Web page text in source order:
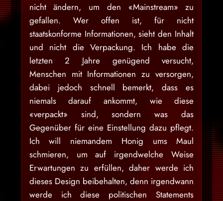
nicht ändern, um den «Mainstream» zu
gefallen. Wer offen ist, für nicht
staatskonforme Informationen, sieht den Inhalt
und nicht die Verpackung. Ich habe die
letzten 2 Jahre genügend versucht,
Menschen mit Informationen zu versorgen,
dabei jedoch schnell bemerkt, dass es
niemals darauf ankommt, wie diese
«verpackt» sind, sondern was das
Gegenüber für eine Einstellung dazu pflegt.
Ich will niemandem Honig ums Maul
schmieren, um auf irgendwelche Weise
Erwartungen zu erfüllen, daher werde ich
dieses Design beibehalten, denn irgendwann
werde ich diese politischen Statements